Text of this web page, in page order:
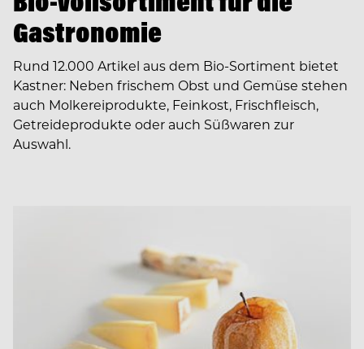
Gastronomie
Rund 12.000 Artikel aus dem Bio-Sortiment bietet
Kastner: Neben frischem Obst und Gemüse stehen
auch Molkereiprodukte, Feinkost, Frischfleisch,
Getreideprodukte oder auch Süßwaren zur
Auswahl.